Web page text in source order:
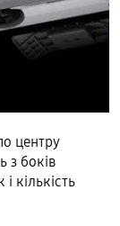
центру
з боків
кількість